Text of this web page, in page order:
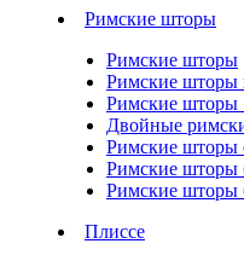
Римские шторы
Римские шторы
Римские шторы
Римские шторы
Двойные
Римские шторы
Римские шторы
Римские шторы
Плиссе